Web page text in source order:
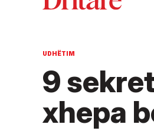
UDHËTIM
9
xhepa